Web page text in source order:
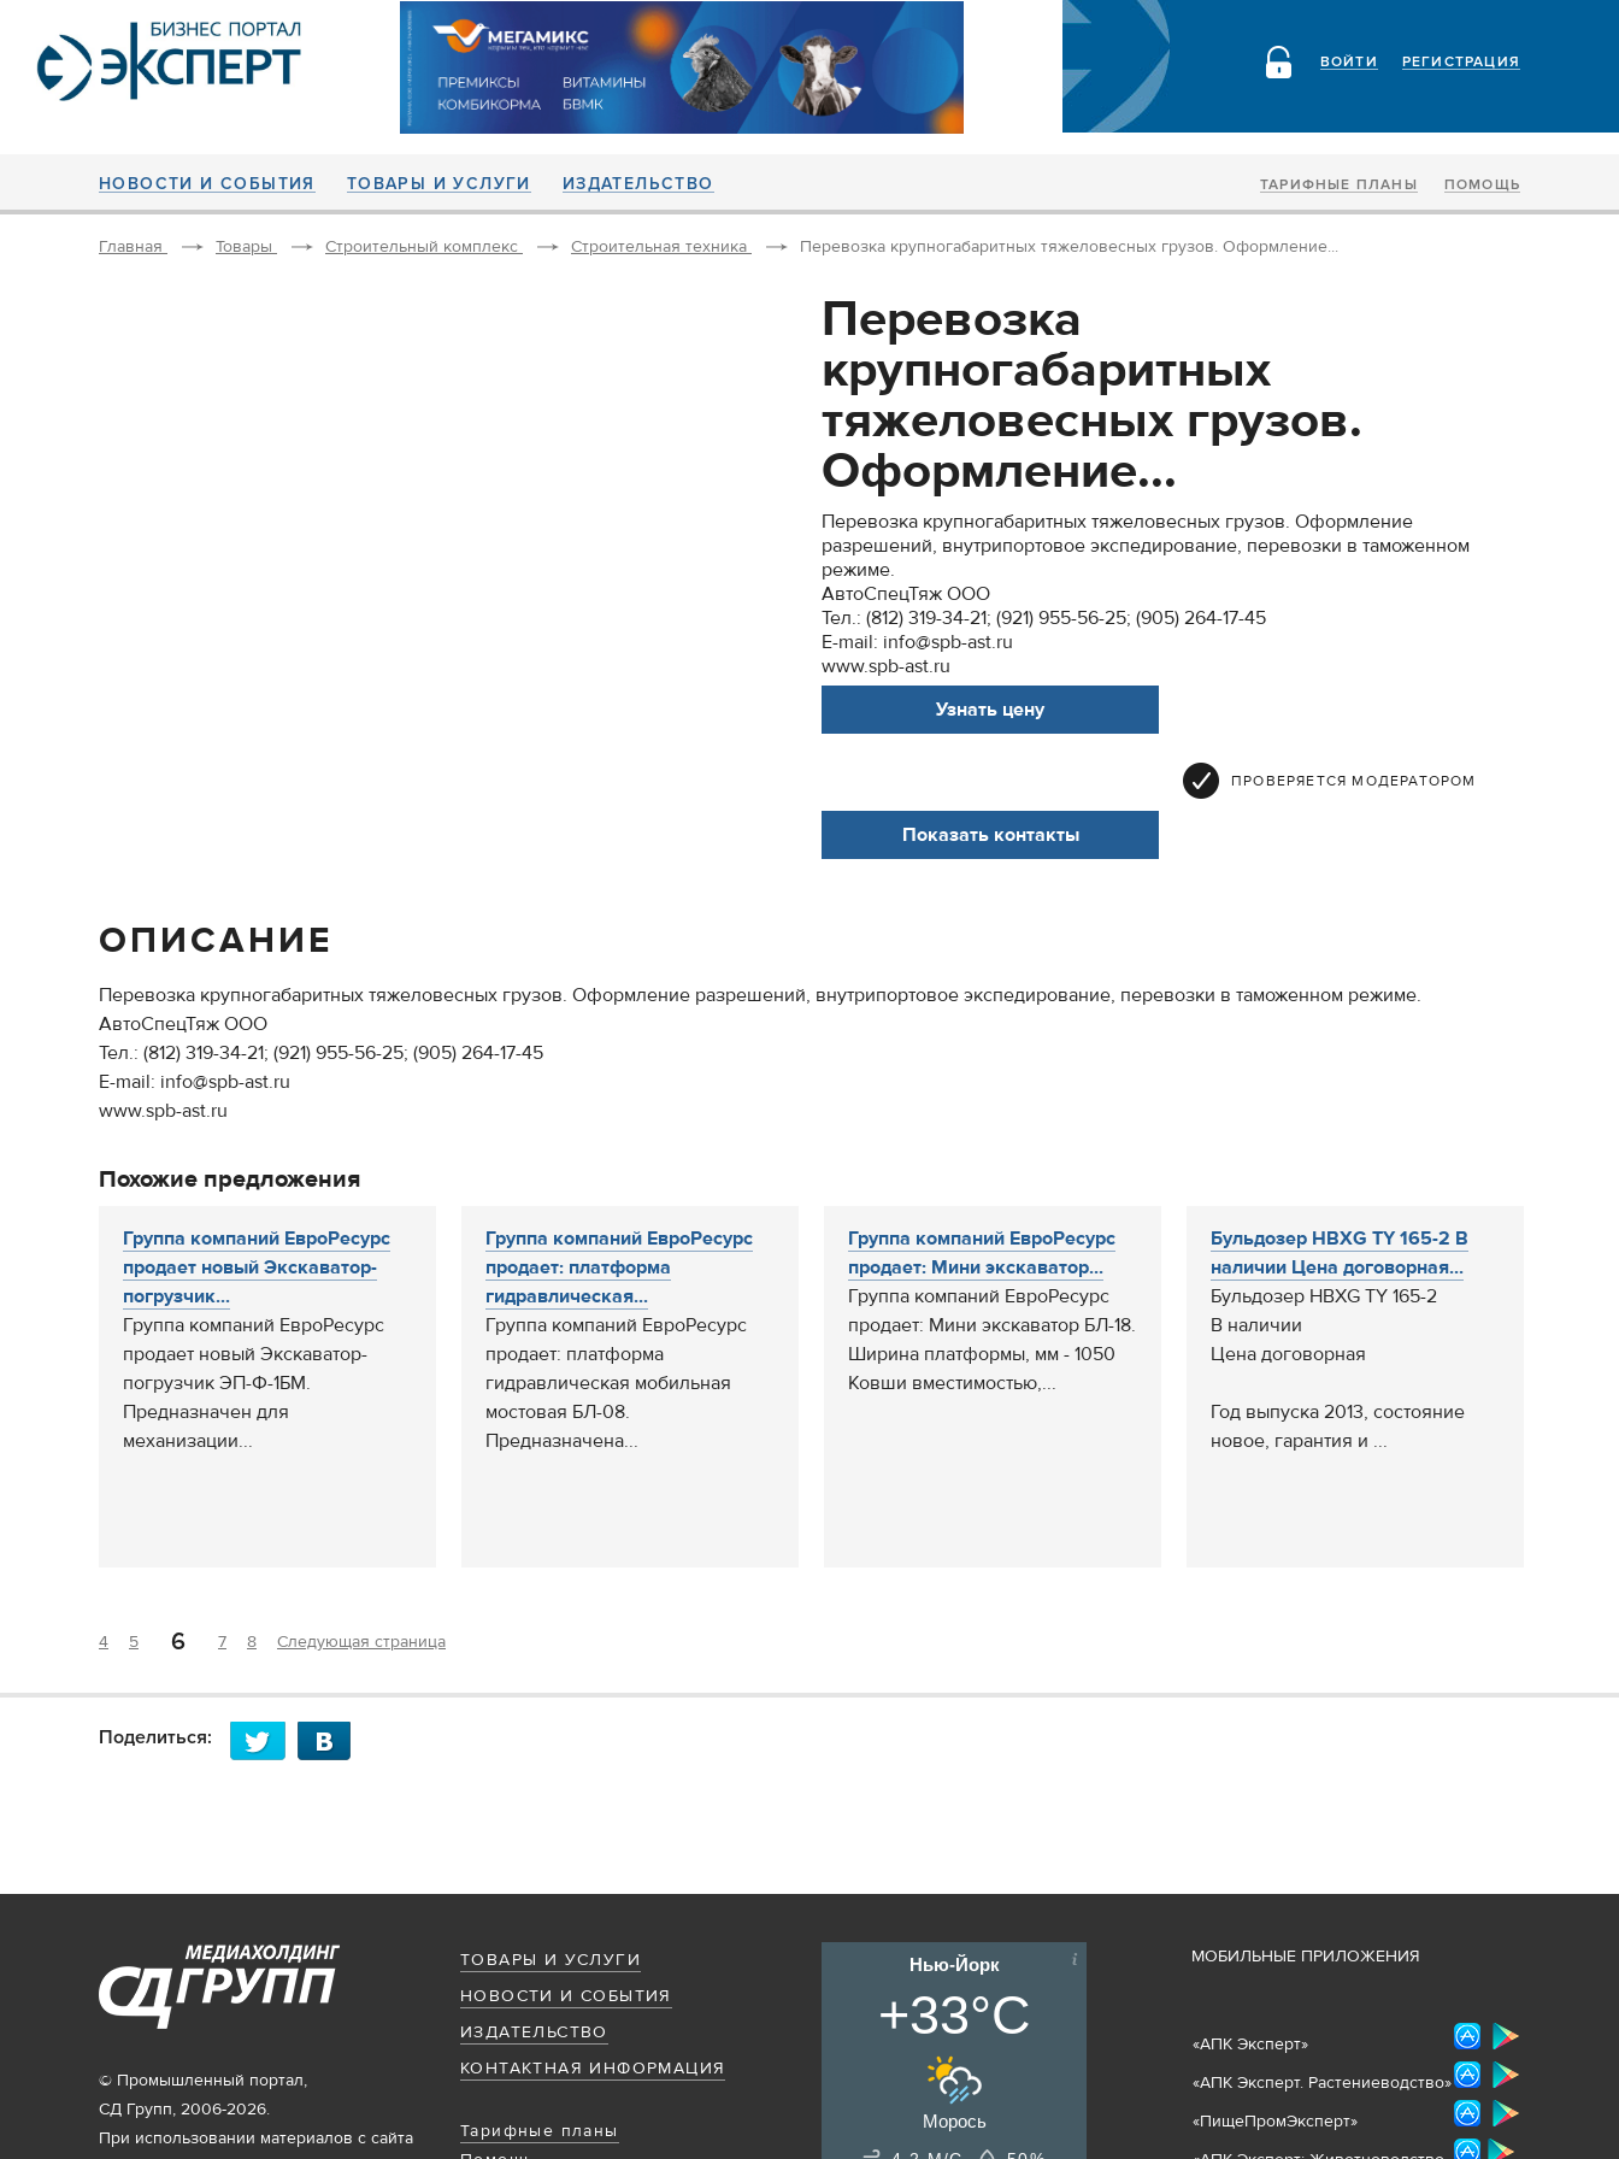
РЕГИСТРАЦИЯ
ВОЙТИ
НОВОСТИ И СОБЫТИЯ ТОВАРЫ И УСЛУГИ ИЗДАТЕЛЬСТВО ТАРИФНЫЕ ПЛАНЫ ПОМОЩЬ
Главная Товары Строительный комплекс Строительная техника Перевозка крупногабаритных тяжеловесных грузов. Оформление...
Перевозка
крупногабаритных
тяжеловесных грузов.
Оформление...
Перевозка крупногабаритных тяжеловесных грузов. Оформление
разрешений, внутрипортовое экспедирование, перевозки в таможенном
режиме.
АвтоСпецТяж ООО
Тел.: (812) 319-34-21; (921) 955-56-25; (905) 264-17-45
E-mail: info@spb-ast.ru
www.spb-ast.ru
Узнать цену
ПРОВЕРЯЕТСЯ МОДЕРАТОРОМ
Показать контакты
ОПИСАНИЕ
Перевозка крупногабаритных тяжеловесных грузов. Оформление разрешений, внутрипортовое экспедирование, перевозки в таможенном режиме.
АвтоСпецТяж ООО
Тел.: (812) 319-34-21; (921) 955-56-25; (905) 264-17-45
E-mail: info@spb-ast.ru
www.spb-ast.ru
Похожие предложения
Группа компаний ЕвроРесурс
продает новый Экскаватор-
погрузчик...
Группа компаний ЕвроРесурс
продает новый Экскаватор-
погрузчик ЭП-Ф-1БМ.
Предназначен для
механизации...
Группа компаний ЕвроРесурс
продает: платформа
гидравлическая...
Группа компаний ЕвроРесурс
продает: платформа
гидравлическая мобильная
мостовая БЛ-08.
Предназначена...
Группа компаний ЕвроРесурс
продает: Мини экскаватор...
Группа компаний ЕвроРесурс
продает: Мини экскаватор БЛ-18.
Ширина платформы, мм - 1050
Ковши вместимостью,...
Бульдозер HBXG TY 165-2 В
наличии Цена договорная...
Бульдозер HBXG TY 165-2
В наличии
Цена договорная
Год выпуска 2013, состояние
новое, гарантия и ...
4 5 6 7 8 Следующая страница
Поделиться:
ТОВАРЫ И УСЛУГИ
НОВОСТИ И СОБЫТИЯ
ИЗДАТЕЛЬСТВО
КОНТАКТНАЯ ИНФОРМАЦИЯ
Тарифные планы
© Промышленный портал,
СД Групп, 2006-2026.
При использовании материалов с сайта
Нью-Йорк
+33°C
Морось
МОБИЛЬНЫЕ ПРИЛОЖЕНИЯ
«АПК Эксперт»
«АПК Эксперт. Растениеводство»
«ПищеПромЭксперт»